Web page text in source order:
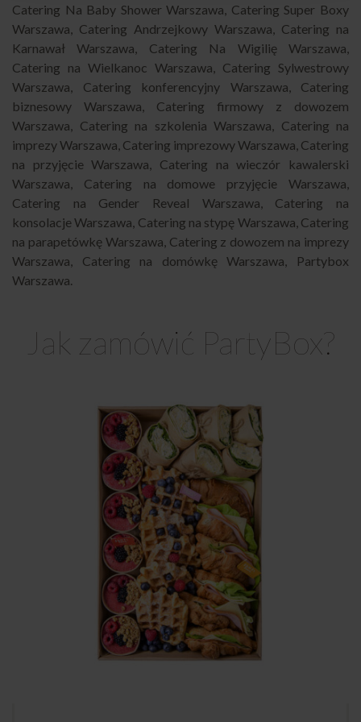
Catering Na Baby Shower Warszawa, Catering Super Boxy
Warszawa, Catering Andrzejkowy Warszawa, Catering na
Karnawał Warszawa, Catering Na Wigilię Warszawa,
Catering na Wielkanoc Warszawa, Catering Sylwestrowy
Warszawa, Catering konferencyjny Warszawa, Catering
biznesowy Warszawa, Catering firmowy z dowozem
Warszawa, Catering na szkolenia Warszawa, Catering na
imprezy Warszawa, Catering imprezowy Warszawa, Catering
na przyjęcie Warszawa, Catering na wieczór kawalerski
Warszawa, Catering na domowe przyjęcie Warszawa,
Catering na Gender Reveal Warszawa, Catering na
konsolacje Warszawa, Catering na stypę Warszawa, Catering
na parapetówkę Warszawa, Catering z dowozem na imprezy
Warszawa, Catering na domówkę Warszawa,
Partybox
Warszawa.
Jak zamówić PartyBox?